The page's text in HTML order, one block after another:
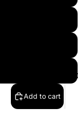
Add to cart